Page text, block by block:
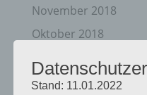
November 2018
Oktober 2018
Juli 2018
Stand: 11.01.2022